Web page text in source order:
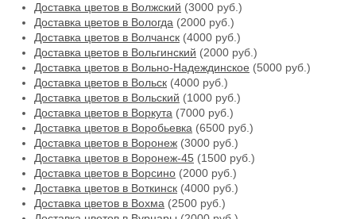
Доставка цветов в Волжский (3000 руб.)
Доставка цветов в Вологда (2000 руб.)
Доставка цветов в Волчанск (4000 руб.)
Доставка цветов в Вольгинский (2000 руб.)
Доставка цветов в Вольно-Надеждинское (5000 руб.)
Доставка цветов в Вольск (4000 руб.)
Доставка цветов в Вольский (1000 руб.)
Доставка цветов в Воркута (7000 руб.)
Доставка цветов в Воробьевка (6500 руб.)
Доставка цветов в Воронеж (3000 руб.)
Доставка цветов в Воронеж-45 (1500 руб.)
Доставка цветов в Ворсино (2000 руб.)
Доставка цветов в Воткинск (4000 руб.)
Доставка цветов в Вохма (2500 руб.)